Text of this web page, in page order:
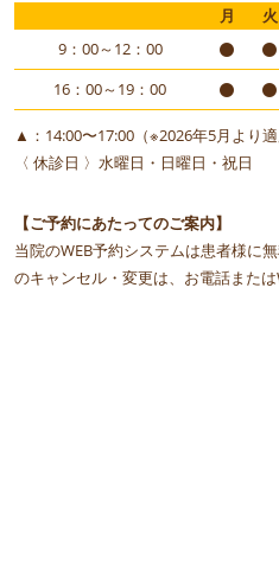
月 火
9：00～12：00
16：00～19：00
▲：14:00〜17:00（※2026年5月より適
〈 休診日 〉水曜日・日曜日・祝日
【ご予約にあたってのご案内】
当院のWEB予約システムは患者様に
のキャンセル・変更は、お電話または